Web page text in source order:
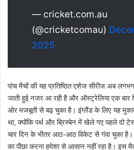
— cricket.com.au
(@cricketcomau)
2025
पांच मैचों की यह प्रतिष्ठित एशेज सीरीज अब
जाती हुई नजर आ रही है और ऑस्ट्रेलिया एक
ओर मजबूती से बढ़ चुका है। इंग्लैंड के लिए यह
था, क्योंकि पर्थ और ब्रिस्बेन में खेले गए पहले दो
चार दिन के भीतर आठ-आठ विकेट से गंवा चुका
का पीछा करना हमेशा से आसान नहीं रहा है। इस